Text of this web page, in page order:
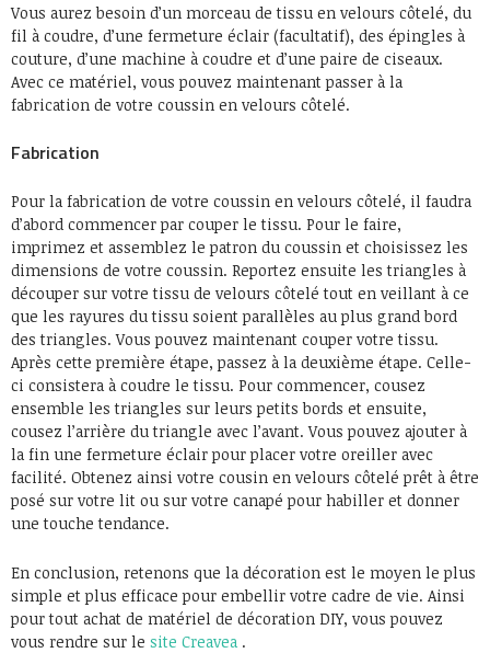
Vous aurez besoin d’un morceau de tissu en velours côtelé, du
fil à coudre, d’une fermeture éclair (facultatif), des épingles à
couture, d’une machine à coudre et d’une paire de ciseaux.
Avec ce matériel, vous pouvez maintenant passer à la
fabrication de votre coussin en velours côtelé.
Fabrication
Pour la fabrication de votre coussin en velours côtelé, il faudra
d’abord commencer par couper le tissu. Pour le faire,
imprimez et assemblez le patron du coussin et choisissez les
dimensions de votre coussin. Reportez ensuite les triangles à
découper sur votre tissu de velours côtelé tout en veillant à ce
que les rayures du tissu soient parallèles au plus grand bord
des triangles. Vous pouvez maintenant couper votre tissu.
Après cette première étape, passez à la deuxième étape. Celle-
ci consistera à coudre le tissu. Pour commencer, cousez
ensemble les triangles sur leurs petits bords et ensuite,
cousez l’arrière du triangle avec l’avant. Vous pouvez ajouter à
la fin une fermeture éclair pour placer votre oreiller avec
facilité. Obtenez ainsi votre cousin en velours côtelé prêt à être
posé sur votre lit ou sur votre canapé pour habiller et donner
une touche tendance.
En conclusion, retenons que la décoration est le moyen le plus
simple et plus efficace pour embellir votre cadre de vie. Ainsi
pour tout achat de matériel de décoration DIY, vous pouvez
vous rendre sur le site Creavea .